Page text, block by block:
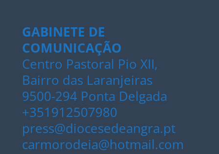
GABINETE DE
COMUNICAÇÃO
Centro Pastoral Pio XII,
Bairro das Laranjeiras
9500-294 Ponta Delgada
+351912507980
press@diocesedeangra.pt
carmorodeia@hotmail.com